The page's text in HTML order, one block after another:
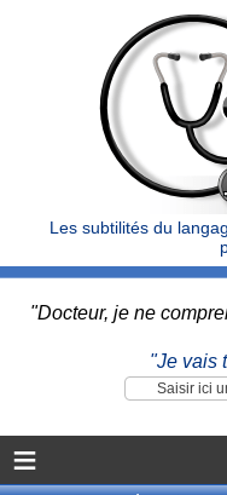
Les subtilités du
"Docteur, je ne
"Je vais
≡